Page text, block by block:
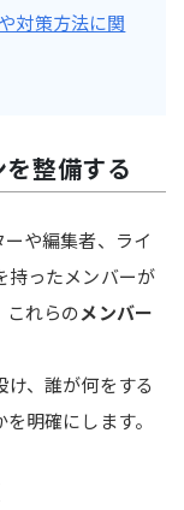
対策方法に関
整備する
や編集者、ライ
持ったメンバーが
これらのメンバー
、誰が何をする
明確にします。